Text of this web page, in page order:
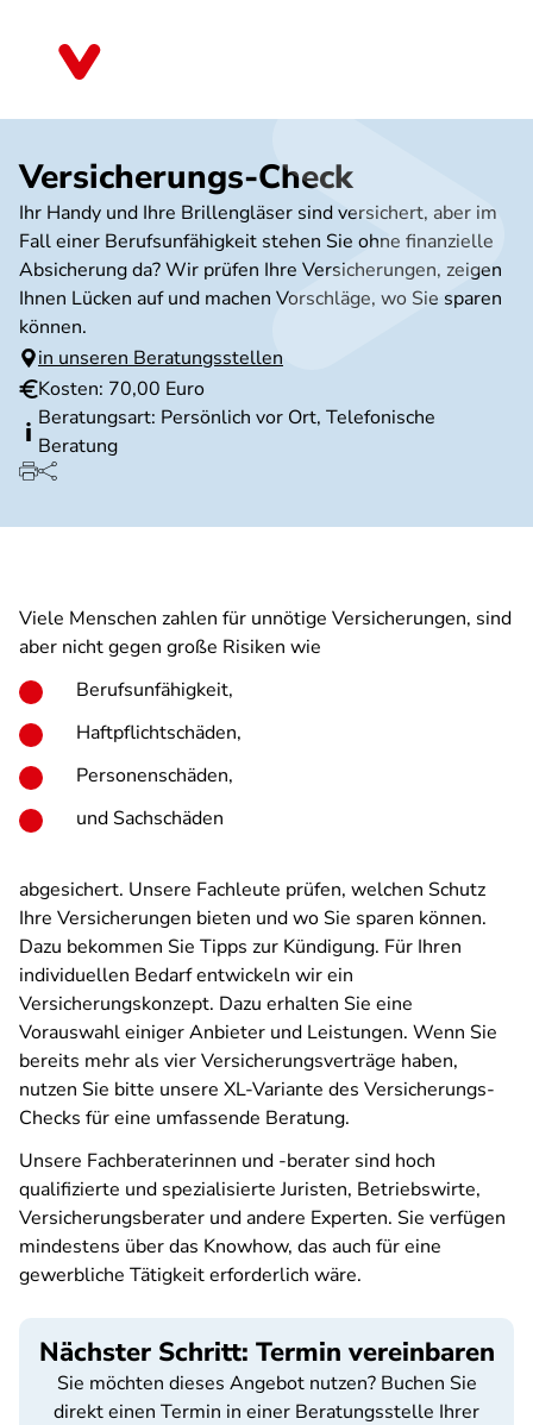
Versicherungs-Check
Ihr Handy und Ihre Brillengläser sind versichert, aber im
Fall einer Berufsunfähigkeit stehen Sie ohne finanzielle
Absicherung da? Wir prüfen Ihre Versicherungen, zeigen
Ihnen Lücken auf und machen Vorschläge, wo Sie sparen
können.
in unseren Beratungsstellen
Kosten: 70,00 Euro
Beratungsart: Persönlich vor Ort, Telefonische
Beratung
Viele Menschen zahlen für unnötige Versicherungen, sind
aber nicht gegen große Risiken wie
Berufsunfähigkeit,
Haftpflichtschäden,
Personenschäden,
und Sachschäden
abgesichert. Unsere Fachleute prüfen, welchen Schutz
Ihre Versicherungen bieten und wo Sie sparen können.
Dazu bekommen Sie Tipps zur Kündigung. Für Ihren
individuellen Bedarf entwickeln wir ein
Versicherungskonzept. Dazu erhalten Sie eine
Vorauswahl einiger Anbieter und Leistungen. Wenn Sie
bereits mehr als vier Versicherungsverträge haben,
nutzen Sie bitte unsere XL-Variante des Versicherungs-
Checks für eine umfassende Beratung.
Unsere Fachberaterinnen und -berater sind hoch
qualifizierte und spezialisierte Juristen, Betriebswirte,
Versicherungsberater und andere Experten. Sie verfügen
mindestens über das Knowhow, das auch für eine
gewerbliche Tätigkeit erforderlich wäre.
Nächster Schritt: Termin vereinbaren
Sie möchten dieses Angebot nutzen? Buchen Sie
direkt einen Termin in einer Beratungsstelle Ihrer